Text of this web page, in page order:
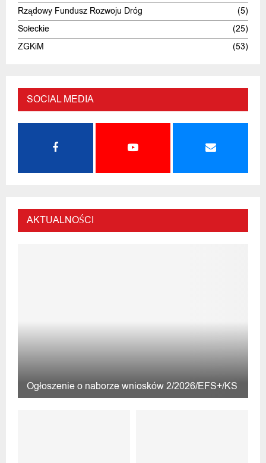
Rządowy Fundusz Rozwoju Dróg
(5)
Sołeckie
(25)
ZGKiM
(53)
SOCIAL MEDIA
AKTUALNOŚCI
Ogłoszenie o naborze wniosków 2/2026/EFS+/KS